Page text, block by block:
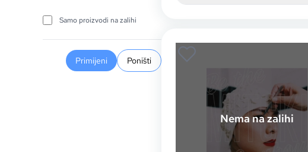
Samo proizvodi na zalihi
Primijeni Poništi
Nema na zalihi